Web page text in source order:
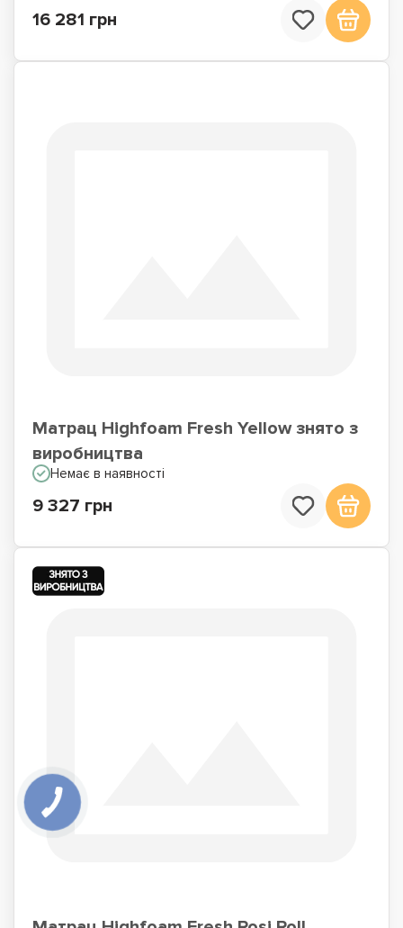
16 281 грн
Матрац Highfoam Fresh Yellow знято з
виробництва
Немає в наявності
9 327 грн